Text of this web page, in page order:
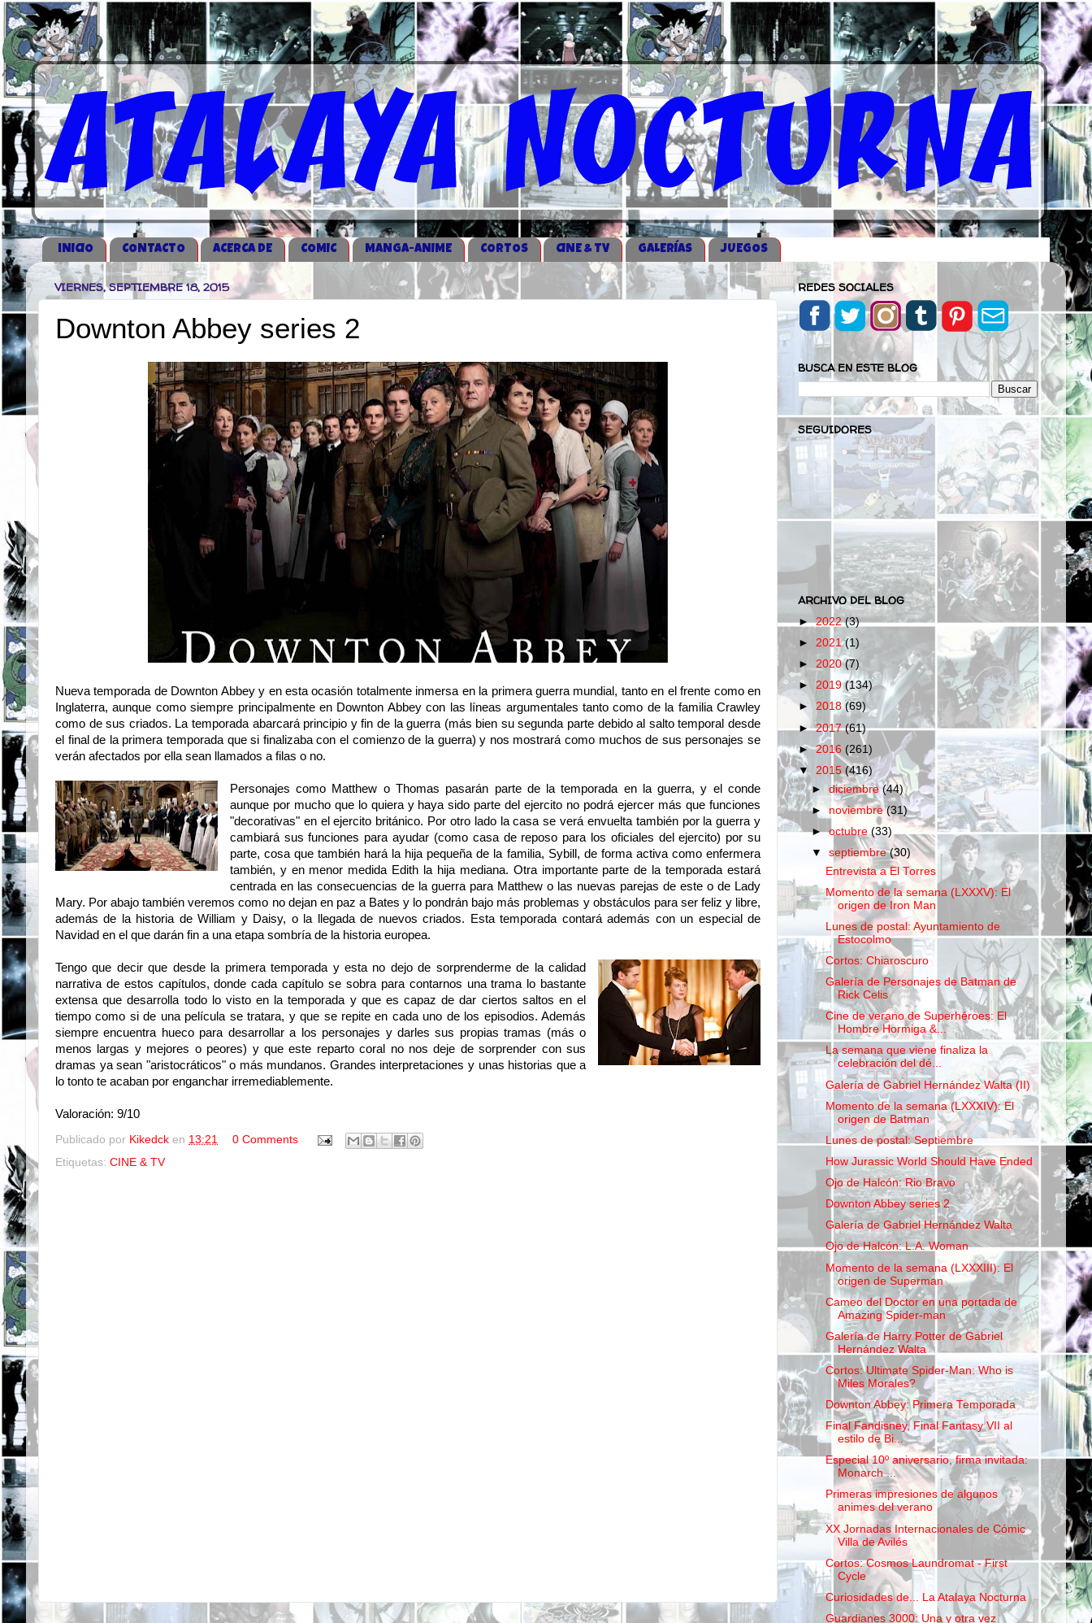
iNICIO CONTACTO ACERCA DE COMIC MANGA-ANIME CORTOS CINE & TV GALERÍAS JUEGOS
VIERNES, SEPTIEMBRE 18, 2015
Downton Abbey series 2
Nueva temporada de Downton Abbey y en esta ocasión totalmente inmersa en la primera guerra mundial, tanto en el frente como en
Inglaterra, aunque como siempre principalmente en Downton Abbey con las líneas argumentales tanto como de la familia Crawley
como de sus criados. La temporada abarcará principio y fin de la guerra (más bien su segunda parte debido al salto temporal desde
el final de la primera temporada que si finalizaba con el comienzo de la guerra) y nos mostrará como muchos de sus personajes se
verán afectados por ella sean llamados a filas o no.
Personajes como Matthew o Thomas pasarán parte de la temporada en la guerra, y el conde
aunque por mucho que lo quiera y haya sido parte del ejercito no podrá ejercer más que funciones
"decorativas" en el ejercito británico. Por otro lado la casa se verá envuelta también por la guerra y
cambiará sus funciones para ayudar (como casa de reposo para los oficiales del ejercito) por su
parte, cosa que también hará la hija pequeña de la familia, Sybill, de forma activa como enfermera
también, y en menor medida Edith la hija mediana. Otra importante parte de la temporada estará
centrada en las consecuencias de la guerra para Matthew o las nuevas parejas de este o de Lady
Mary. Por abajo también veremos como no dejan en paz a Bates y lo pondrán bajo más problemas y obstáculos para ser feliz y libre,
además de la historia de William y Daisy, o la llegada de nuevos criados. Esta temporada contará además con un especial de
Navidad en el que darán fin a una etapa sombría de la historia europea.
Tengo que decir que desde la primera temporada y esta no dejo de sorprenderme de la calidad
narrativa de estos capítulos, donde cada capítulo se sobra para contarnos una trama lo bastante
extensa que desarrolla todo lo visto en la temporada y que es capaz de dar ciertos saltos en el
tiempo como si de una película se tratara, y que se repite en cada uno de los episodios. Además
siempre encuentra hueco para desarrollar a los personajes y darles sus propias tramas (más o
menos largas y mejores o peores) y que este reparto coral no nos deje de sorprender con sus
dramas ya sean "aristocráticos" o más mundanos. Grandes interpretaciones y unas historias que a
lo tonto te acaban por enganchar irremediablemente.
Valoración: 9/10
Publicado por Kikedck en 13:21
0 Comments
Etiquetas: CINE & TV
REDES SOCIALES
BUSCA EN ESTE BLOG
SEGUIDORES
ARCHIVO DEL BLOG
►2022(3)
► 2021(1)
► 2020(7)
► 2019(134)
► 2018(69)
►2017(61)
►2016 (261)
▼ 2015 (416)
►diciembre(44)
► noviembre(31)
►octubre(33)
▼septiembre(30)
Entrevista a El Torres
Momento de la semana (LXXXV): El
origen de Iron Man
Lunes de postal: Ayuntamiento de
Estocolmo
Cortos: Chiaroscuro
Galería de Personajes de Batman de
Rick Celis
Cine de verano de Superhéroes: El
Hombre Hormiga &...
La semana que viene finaliza la
celebración del dé...
Galería de Gabriel Hernández Walta (II)
Momento de la semana (LXXXIV): El
origen de Batman
Lunes de postal: Septiembre
How Jurassic World Should Have Ended
Ojo de Halcón: Rio Bravo
Downton Abbey series 2
Galería de Gabriel Hernández Walta
Ojo de Halcón: L.A. Woman
Momento de la semana (LXXXIII): El
origen de Superman
Cameo del Doctor en una portada de
Amazing Spider-man
Galería de Harry Potter de Gabriel
Hernández Walta
Cortos: Ultimate Spider-Man: Who is
Miles Morales?
Downton Abbey: Primera Temporada
Final Fandisney, Final Fantasy VII al
estilo de Bi...
Especial 10º aniversario, firma invitada:
Monarch ...
Primeras impresiones de algunos
animes del verano
XX Jornadas Internacionales de Cómic
Villa de Avilés
Cortos: Cosmos Laundromat - First
Cycle
Curiosidades de... La Atalaya Nocturna
Guardianes 3000: Una y otra vez